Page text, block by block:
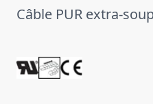
Câble PUR extra-